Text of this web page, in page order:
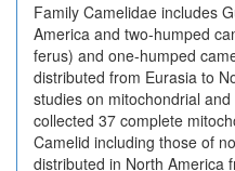
Family Camelidae includes
America and two-humped
ferus) and one-humped
distributed from Eurasia to
studies on mitochondrial
collected 37 complete
Camelid including those of
distributed in North America